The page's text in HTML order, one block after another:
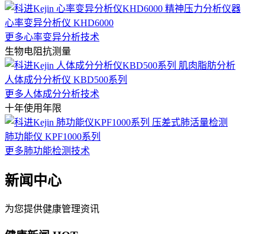
心率变异分析仪 KHD6000
更多心率变异分析技术
生物电阻抗测量
人体成分分析仪 KBD500系列
更多人体成分分析技术
十年使用年限
肺功能仪 KPF1000系列
更多肺功能检测技术
新闻中心
为您提供健康管理资讯